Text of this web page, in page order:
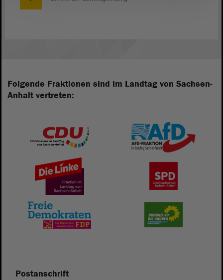
Folgende Fraktionen sind im Landtag von Sachsen-
Anhalt vertreten:
Postanschrift